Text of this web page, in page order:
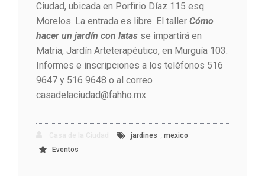
Ciudad, ubicada en Porfirio Díaz 115 esq.
Morelos. La entrada es libre. El taller Cómo
hacer un jardín con latas se impartirá en
Matria, Jardín Arteterapéutico, en Murguía 103.
Informes e inscripciones a los teléfonos 516
9647 y 516 9648 o al correo
casadelaciudad@fahho.mx.
jardines
mexico
Eventos